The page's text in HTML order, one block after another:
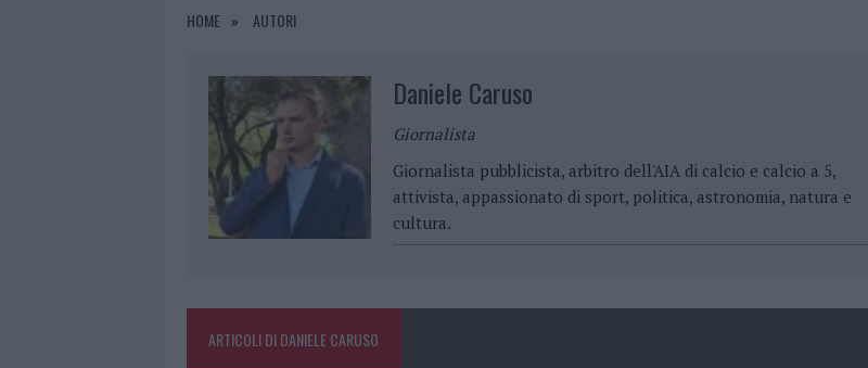
29 MAGGIO 2026
HOME AUTORI
Daniele Caruso
Giornalista
Giornalista pubblicista, arbitro dell'AIA di calcio e calcio a 5,
attivista, appassionato di sport, politica, astronomia, natura e
cultura.
ARTICOLI DI DANIELE CARUSO